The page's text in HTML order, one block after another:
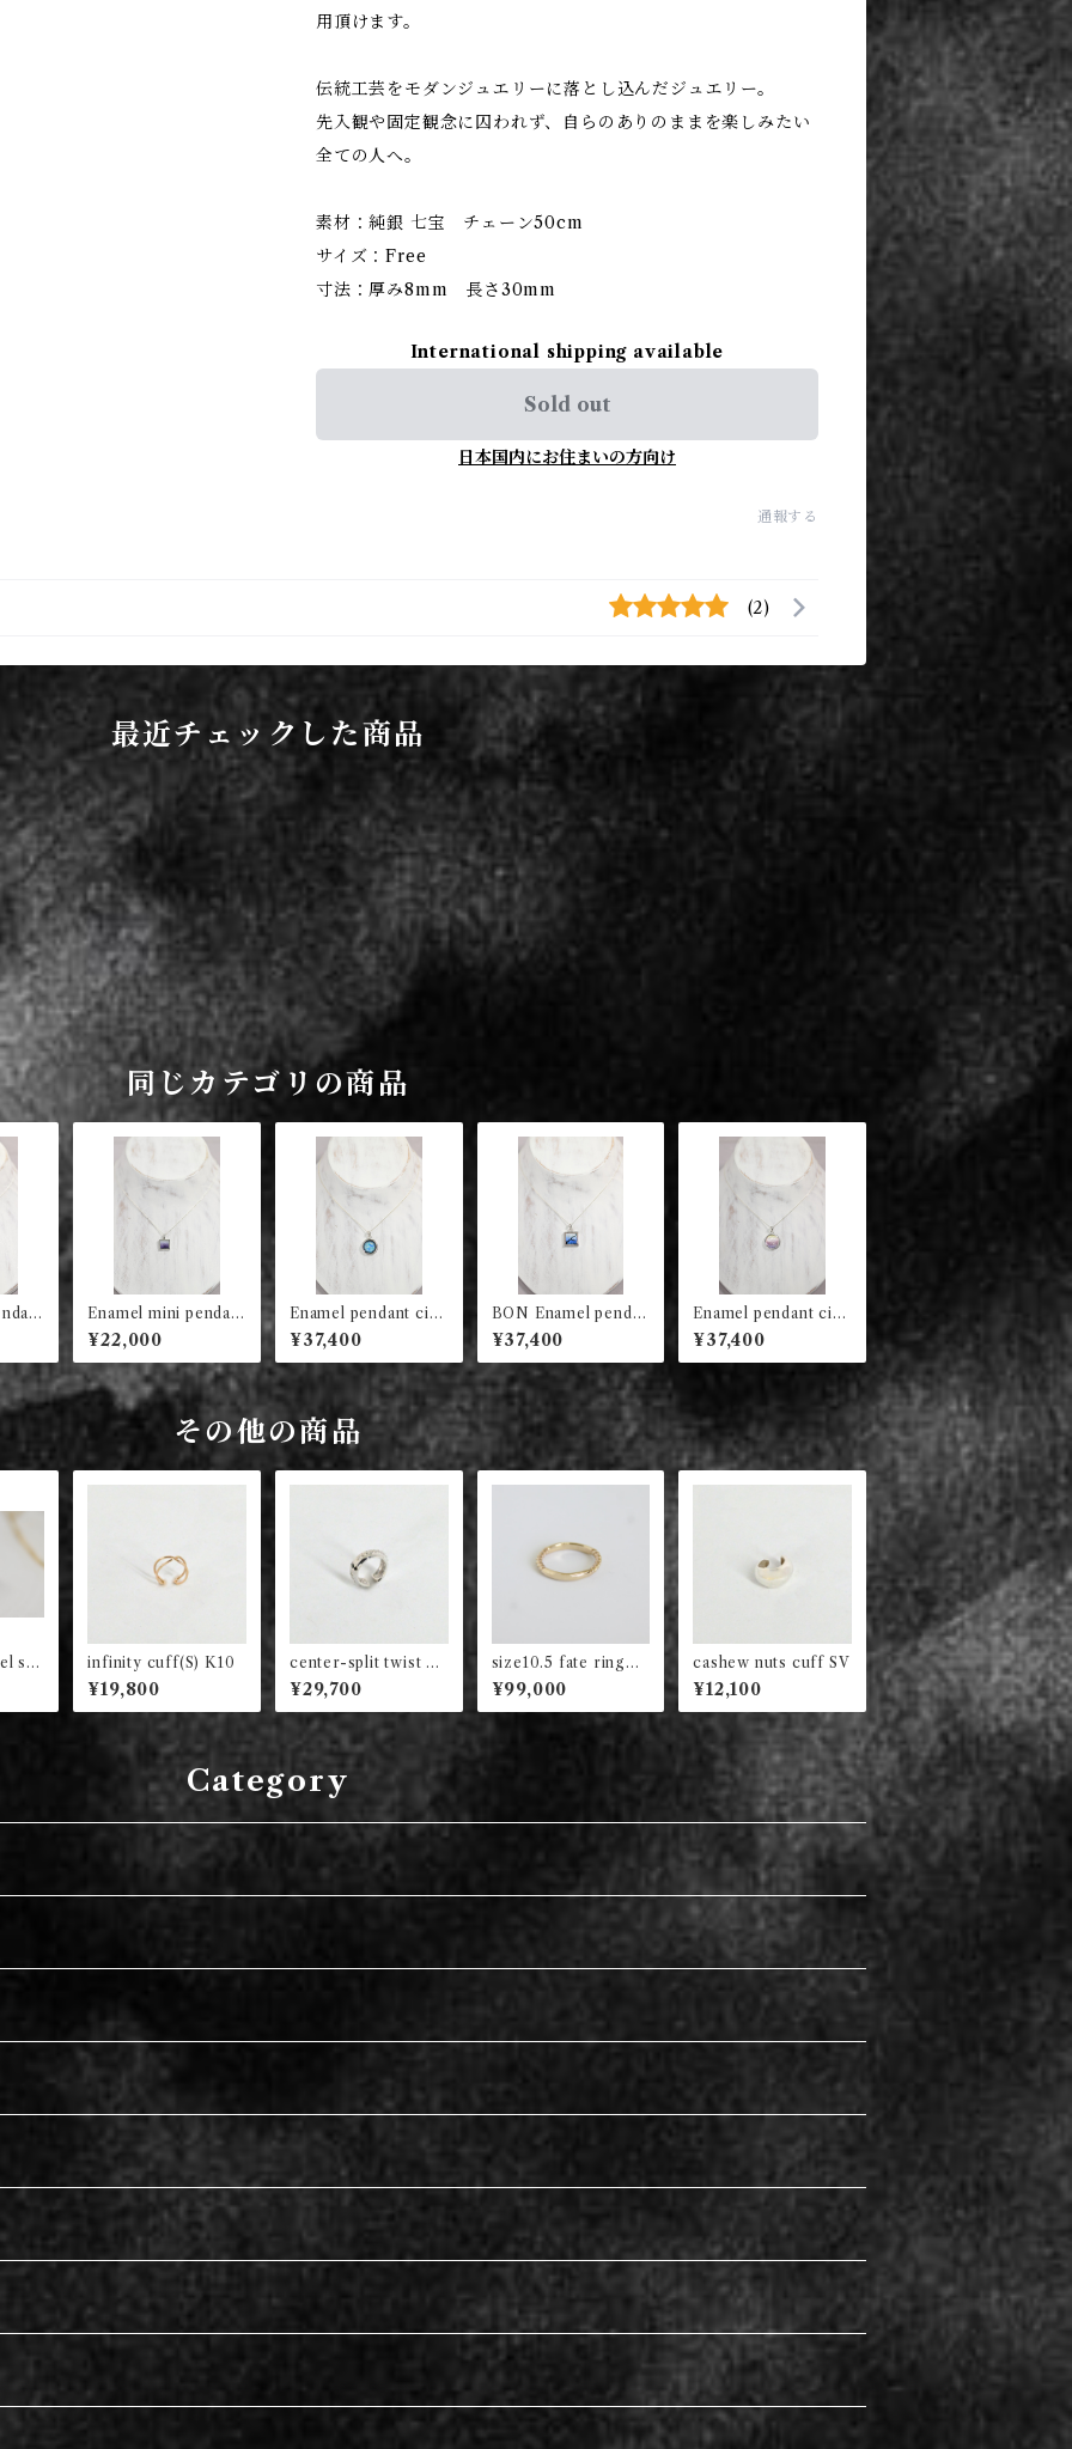
用頂けます。
伝統工芸をモダンジュエリーに落とし込んだジュエリー。
先入観や固定観念に囚われず、自らのありのままを楽しみたい
全ての人へ。
素材：純銀 七宝 チェーン50cm
サイズ：Free
寸法：厚み8mm 長さ30mm
International shipping available
Sold out
日本国内にお住まいの方向け
通報する
(2)
最近チェックした商品
同じカテゴリの商品
Enamel mini pendant
square (violet)
¥22,000
Enamel pendant circ
le (blue abstract)
¥37,400
BON Enamel pendan
t square (blue)
¥37,400
Enamel pendant circ
le (violet)
¥37,400
その他の商品
sig
infinity cuff(S) K10
¥19,800
center-split twist cu
ff SV x SV (black di
a)
¥29,700
size10.5 fate ring
(S) K10
¥99,000
cashew nuts cuff SV
¥12,100
Category